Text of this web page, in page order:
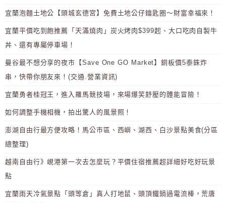
宜蘭泡麵土地公【頭城玄德宮】免費土地公仔鑰匙圈～財富幸福來！
宜蘭平價吃到飽推薦「天滿燒肉」炭火烤肉$399起、大口吃肉自製牛
丼、還有專屬停車場！
曼谷最不想分享的夜市【Save One GO Market】銅板價5泰銖炸
串，快帶你朋友來！(交通.營業資訊)
宜蘭勇者桂冠王，進入羅馬競技場，來場爆笑舒壓的體能冒險！
如何調整手機相機，拍出驚人的風景照！
澎湖自由行最方便攻略！馬公市區、西嶼、湖西、白沙景點美食(分區
總整理)
越南自由行》峴港第一次去怎麼玩？平價住宿推薦超詳細好吃好玩景
點
宜蘭雨天冷氣景點「頭等倉」真人打地鼠、頭頂鐵鍋過電流棒，荒唐